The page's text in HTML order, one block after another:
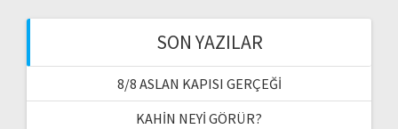
SON YAZILAR
8/8 ASLAN KAPISI GERÇEĞİ
KAHİN NEYİ GÖRÜR?